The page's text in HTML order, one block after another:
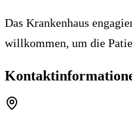
Das Krankenhaus
willkommen, um die